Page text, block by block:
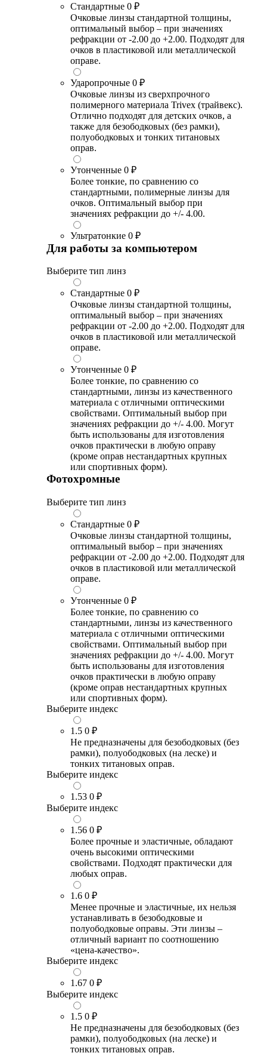
Стандартные 0 ₽
Очковые линзы стандартной толщины,
оптимальный выбор – при значениях
рефракции от -2.00 до +2.00. Подходят для
очков в пластиковой или металлической
оправе.
Ударопрочные 0 ₽
Очковые линзы из сверхпрочного
полимерного материала Trivex (трайвекс).
Отлично подходят для детских очков, а
также для безободковых (без рамки),
полуободковых и тонких титановых
оправ.
Утонченные 0 ₽
Более тонкие, по сравнению со
стандартными, полимерные линзы для
очков. Оптимальный выбор при
значениях рефракции до +/- 4.00.
Ультратонкие 0 ₽
Для работы за компьютером
Выберите тип линз
Стандартные 0 ₽
Очковые линзы стандартной толщины,
оптимальный выбор – при значениях
рефракции от -2.00 до +2.00. Подходят для
очков в пластиковой или металлической
оправе.
Утонченные 0 ₽
Более тонкие, по сравнению со
стандартными, линзы из качественного
материала с отличными оптическими
свойствами. Оптимальный выбор при
значениях рефракции до +/- 4.00. Могут
быть использованы для изготовления
очков практически в любую оправу
(кроме оправ нестандартных крупных
или спортивных форм).
Фотохромные
Выберите тип линз
Стандартные 0 ₽
Очковые линзы стандартной толщины,
оптимальный выбор – при значениях
рефракции от -2.00 до +2.00. Подходят для
очков в пластиковой или металлической
оправе.
Утонченные 0 ₽
Более тонкие, по сравнению со
стандартными, линзы из качественного
материала с отличными оптическими
свойствами. Оптимальный выбор при
значениях рефракции до +/- 4.00. Могут
быть использованы для изготовления
очков практически в любую оправу
(кроме оправ нестандартных крупных
или спортивных форм).
Выберите индекс
1.5 0 ₽
Не предназначены для безободковых (без
рамки), полуободковых (на леске) и
тонких титановых оправ.
Выберите индекс
1.53 0 ₽
Выберите индекс
1.56 0 ₽
Более прочные и эластичные, обладают
очень высокими оптическими
свойствами. Подходят практически для
любых оправ.
1.6 0 ₽
Менее прочные и эластичные, их нельзя
устанавливать в безободковые и
полуободковые оправы. Эти линзы –
отличный вариант по соотношению
«цена-качество».
Выберите индекс
1.67 0 ₽
Выберите индекс
1.5 0 ₽
Не предназначены для безободковых (без
рамки), полуободковых (на леске) и
тонких титановых оправ.